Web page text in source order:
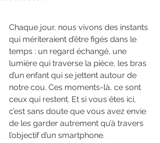
Chaque jour, nous vivons des instants
qui mériteraient d’être figés dans le
temps : un regard échangé, une
lumière qui traverse la pièce, les bras
d’un enfant qui se jettent autour de
notre cou. Ces moments-là, ce sont
ceux qui restent. Et si vous êtes ici,
c’est sans doute que vous avez envie
de les garder autrement qu’à travers
l’objectif d’un smartphone.